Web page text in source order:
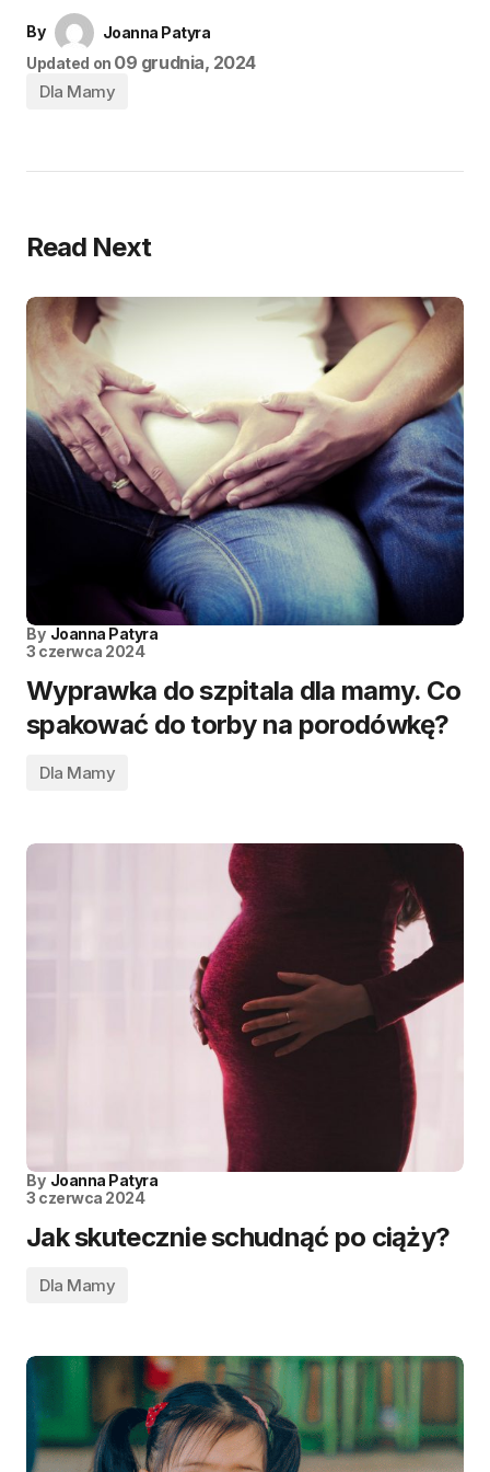
By
Joanna Patyra
Updated on 09 grudnia, 2024
Dla Mamy
Read Next
By Joanna Patyra
3 czerwca 2024
Wyprawka do szpitala dla mamy. Co
spakować do torby na porodówkę?
Dla Mamy
By Joanna Patyra
3 czerwca 2024
Jak skutecznie schudnąć po ciąży?
Dla Mamy